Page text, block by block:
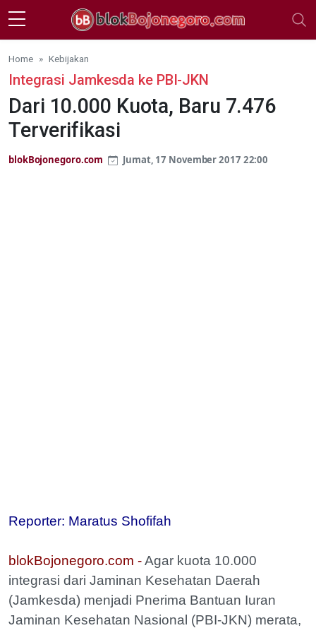
Skip to main content
Home Kebijakan
Integrasi Jamkesda ke PBI-JKN
Dari 10.000 Kuota, Baru 7.476
Terverifikasi
blokBojonegoro.com Jumat, 17 November 2017 22:00
Reporter: Maratus Shofifah
blokBojonegoro.com -Agar kuota 10.000
integrasi dari Jaminan Kesehatan Daerah
(Jamkesda) menjadi Pnerima Bantuan Iuran
Jaminan Kesehatan Nasional (PBI-JKN) merata,